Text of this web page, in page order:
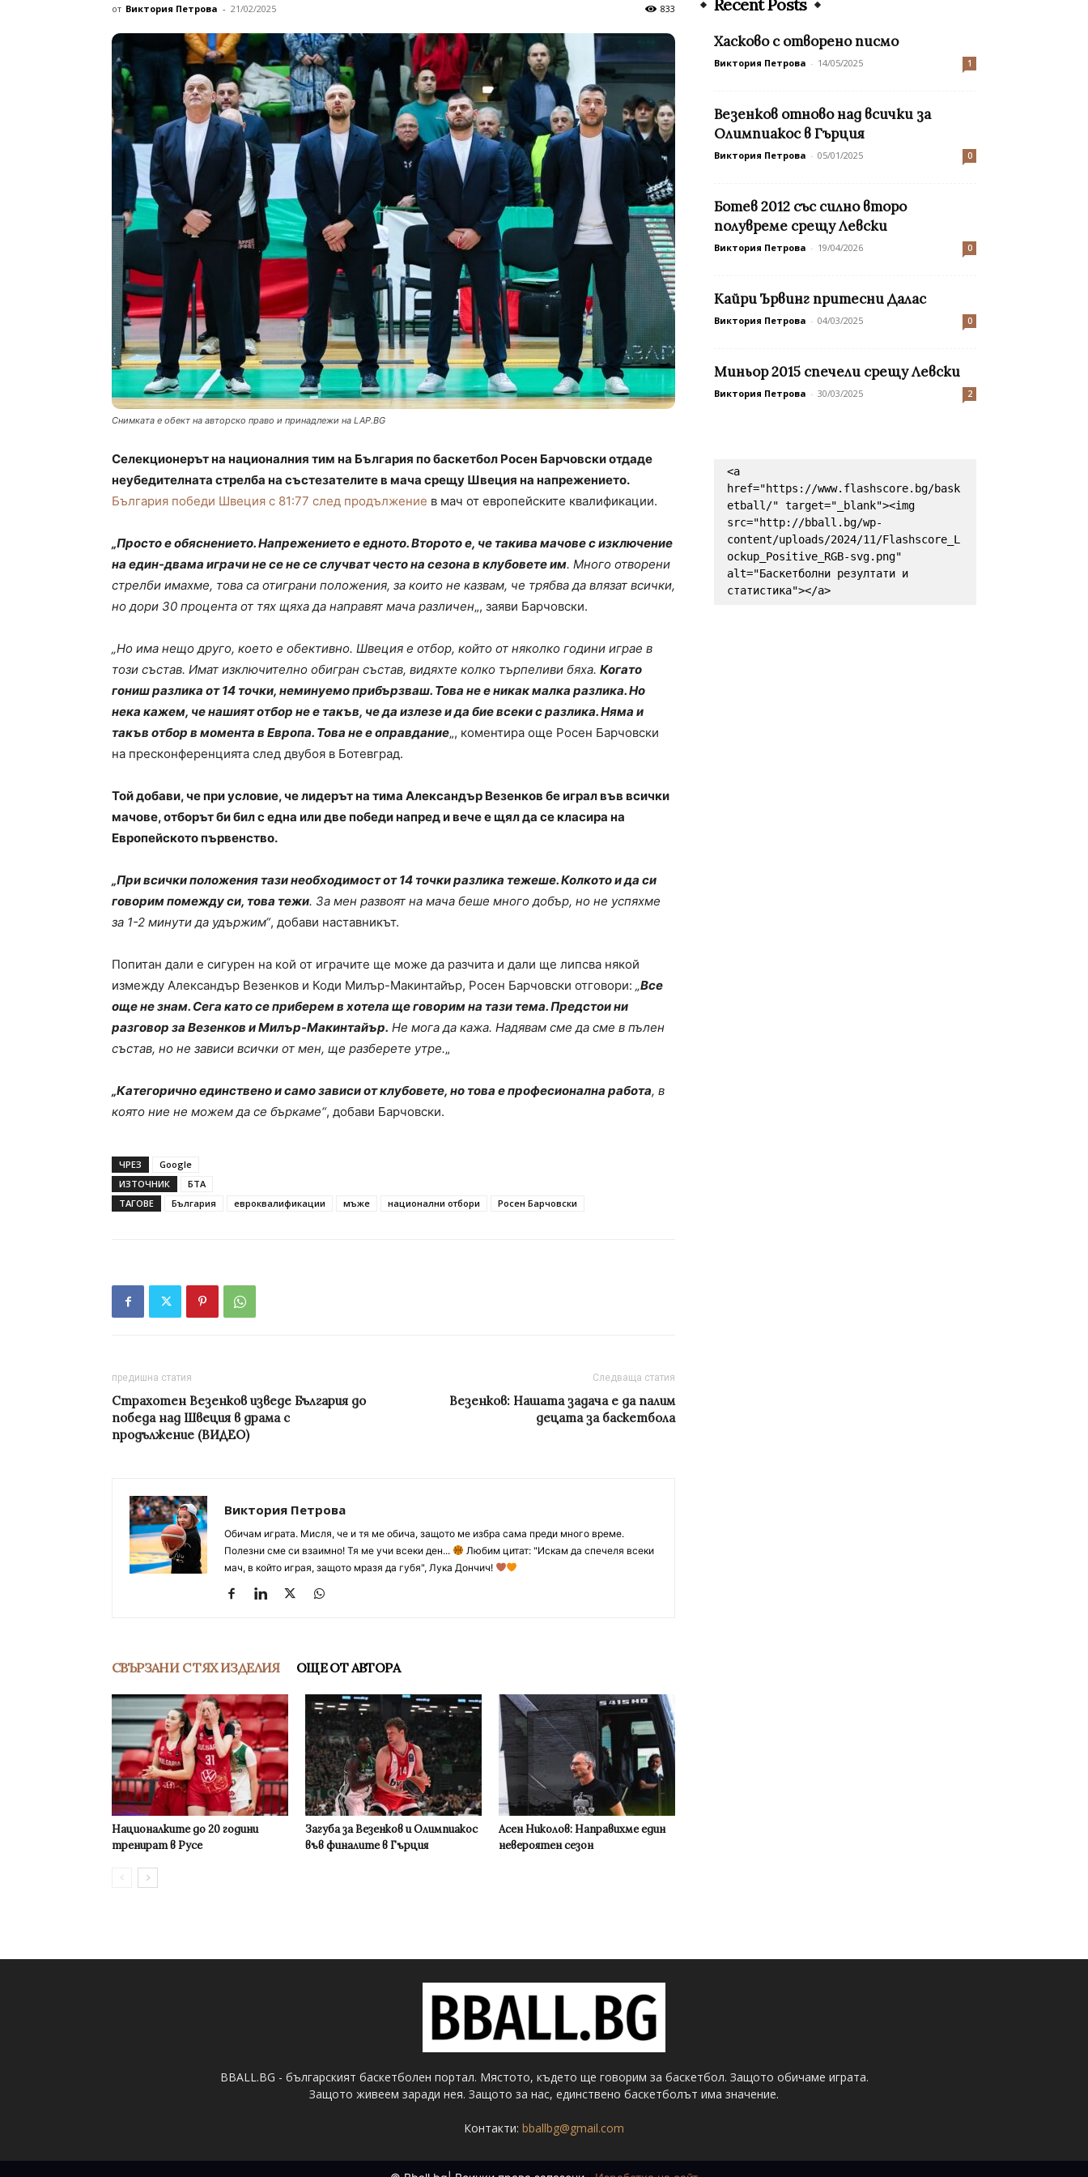
от Виктория Петрова - 21/02/2025 833
Снимката е обект на авторско право и принадлежи на LAP.BG
Селекционерът на националния тим на България по баскетбол Росен Барчовски отдаде
неубедителната стрелба на състезателите в мача срещу Швеция на напрежението.
България победи Швеция с 81:77 след продължение в мач от европейските квалификации.
„Просто е обяснението. Напрежението е едното. Второто е, че такива мачове с изключение
на един-двама играчи не се не се случват често на сезона в клубовете им. Много отворени
стрелби имахме, това са отиграни положения, за които не казвам, че трябва да влязат всички,
но дори 30 процента от тях щяха да направят мача различен„, заяви Барчовски.
„Но има нещо друго, което е обективно. Швеция е отбор, който от няколко години играе в
този състав. Имат изключително обигран състав, видяхте колко търпеливи бяха. Когато
гониш разлика от 14 точки, неминуемо прибързваш. Това не е никак малка разлика. Но
нека кажем, че нашият отбор не е такъв, че да излезе и да бие всеки с разлика. Няма и
такъв отбор в момента в Европа. Това не е оправдание„, коментира още Росен Барчовски
на пресконференцията след двубоя в Ботевград.
Той добави, че при условие, че лидерът на тима Александър Везенков бе играл във всички
мачове, отборът би бил с една или две победи напред и вече е щял да се класира на
Европейското първенство.
„При всички положения тази необходимост от 14 точки разлика тежеше. Колкото и да си
говорим помежду си, това тежи. За мен развоят на мача беше много добър, но не успяхме
за 1-2 минути да удържим“, добави наставникът.
Попитан дали е сигурен на кой от играчите ще може да разчита и дали ще липсва някой
измежду Александър Везенков и Коди Милър-Макинтайър, Росен Барчовски отговори: „Все
още не знам. Сега като се приберем в хотела ще говорим на тази тема. Предстои ни
разговор за Везенков и Милър-Макинтайър. Не мога да кажа. Надявам сме да сме в пълен
състав, но не зависи всички от мен, ще разберете утре.„
„Категорично единствено и само зависи от клубовете, но това е професионална работа, в
която ние не можем да се бъркаме“, добави Барчовски.
ЧРЕЗ
Google
ИЗТОЧНИК
БТА
ТАГОВЕ
България евроквалификации мъже национални отбори Росен Барчовски
предишна статия
Страхотен Везенков изведе България до
победа над Швеция в драма с
продължение (ВИДЕО)
Следваща статия
Везенков: Нашата задача е да палим
децата за баскетбола
Виктория Петрова
Обичам играта. Мисля, че и тя ме обича, защото ме избра сама преди много време.
Полезни сме си взаимно! Тя ме учи всеки ден...
Любим цитат: "Искам да спечеля всеки
мач, в който играя, защото мразя да губя", Лука Дончич!
СВЪРЗАНИ С ТЯХ ИЗДЕЛИЯ ОЩЕ ОТ АВТОРА
Националките до 20 години
тренират в Русе
Загуба за Везенков и Олимпиакос
във финалите в Гърция
Асен Николов: Направихме един
невероятен сезон
Recent Posts
Хасково с отворено писмо
Виктория Петрова - 14/05/2025 1
Везенков отново над всички за
Олимпиакос в Гърция
Виктория Петрова - 05/01/2025 0
Ботев 2012 със силно второ
полувреме срещу Левски
Виктория Петрова - 19/04/2026 0
Кайри Ървинг притесни Далас
Виктория Петрова - 04/03/2025 0
Миньор 2015 спечели срещу Левски
Виктория Петрова - 30/03/2025 2
<a
href="https://www.flashscore.bg/bask
etball/" target="_blank"><img
src="http://bball.bg/wp-
content/uploads/2024/11/Flashscore_L
ockup_Positive_RGB-svg.png"
alt="Баскетболни резултати и
статистика"></a>
BBALL.BG - българският баскетболен портал. Мястото, където ще говорим за баскетбол. Защото обичаме играта.
Защото живеем заради нея. Защото за нас, единствено баскетболът има значение.
Контакти: bballbg@gmail.com